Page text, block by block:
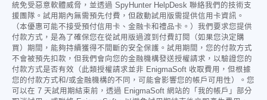
統免受惡意軟體威脅，並透過 SpyHunter HelpDesk 聯絡我們的技術支
援團隊。試用期內無需預先付費，但啟動試用版需提供信用卡資訊。
（本優惠可能不接受預付信用卡、金融卡和禮品卡。）我們要求您提供
付款方式，是為了確保您在從試用版過渡到付費訂閱（如果您決定購
買）期間，能夠持續獲得不間斷的安全保護。試用期間，您的付款方式
不會被預先扣款，但我們會向您的金融機構發送授權請求，以驗證您的
付款方式是否有效（此類授權請求並非 EnigmaSoft 收取費用，但根據
您的付款方式和/或金融機構的不同，可能會影響您的帳戶可用性）。您
可以在 7 天試用期結束前，透過 EnigmaSoft 網站的「我的帳戶」部分